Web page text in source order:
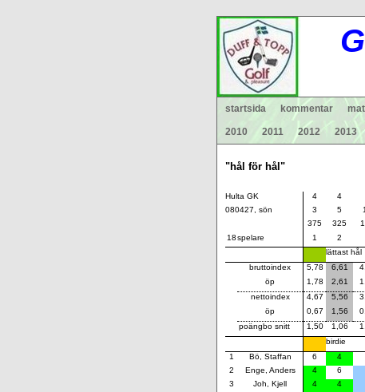
startsida kommentar
2010 2011 2012 2013
"hål för hål"
Hulta GK 4 4
080427, sön
3 5
375
325
18spelare 1 2
lättast hål
bruttoindex
5,78 6,61
öp
1,78 2,61
nettoindex
4,67 5,56
öp
0,67 1,56
poängbo snitt
1,50 1,06
birdie
1
Bö, Staffan 6 4
2
Enge, Anders 4 6
3
Joh, Kjell 4 4